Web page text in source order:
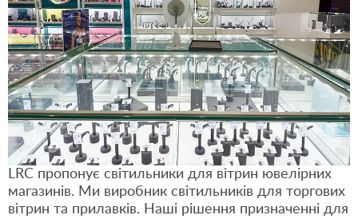
LRC пропонує світильники для вітрин ювелірних
магазинів. Ми виробник світильників для торгових
вітрин та прилавків. Наші рішення призначенні для